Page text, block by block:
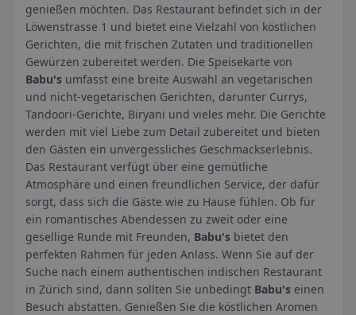
genießen möchten. Das Restaurant befindet sich in der
Löwenstrasse 1 und bietet eine Vielzahl von köstlichen
Gerichten, die mit frischen Zutaten und traditionellen
Gewürzen zubereitet werden. Die Speisekarte von
Babu's umfasst eine breite Auswahl an vegetarischen
und nicht-vegetarischen Gerichten, darunter Currys,
Tandoori-Gerichte, Biryani und vieles mehr. Die Gerichte
werden mit viel Liebe zum Detail zubereitet und bieten
den Gästen ein unvergessliches Geschmackserlebnis.
Das Restaurant verfügt über eine gemütliche
Atmosphäre und einen freundlichen Service, der dafür
sorgt, dass sich die Gäste wie zu Hause fühlen. Ob für
ein romantisches Abendessen zu zweit oder eine
gesellige Runde mit Freunden, Babu's bietet den
perfekten Rahmen für jeden Anlass. Wenn Sie auf der
Suche nach einem authentischen indischen Restaurant
in Zürich sind, dann sollten Sie unbedingt Babu's einen
Besuch abstatten. Genießen Sie die köstlichen Aromen